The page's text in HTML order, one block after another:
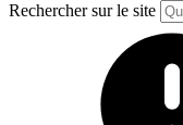
Rechercher sur le site